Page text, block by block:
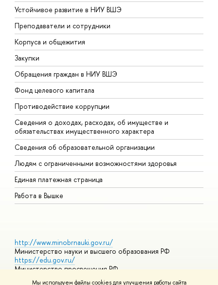
Мы используем файлы cookies для улучшения работы сайта
Устойчивое развитие в НИУ ВШЭ
Преподаватели и сотрудники
Корпуса и общежития
Закупки
Обращения граждан в НИУ ВШЭ
Фонд целевого капитала
Противодействие коррупции
Сведения о доходах, расходах, об имуществе и
обязательствах имущественного характера
Сведения об образовательной организации
Людям с ограниченными возможностями здоровья
Единая платежная страница
Работа в Вышке
http://www.minobrnauki.gov.ru/
Министерство науки и высшего образования РФ
https://edu.gov.ru/
Министерство просвещения РФ
https://elearning.hse.ru/mooc